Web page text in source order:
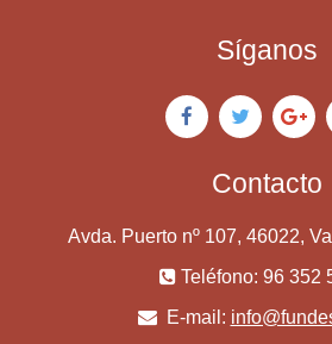
Síganos
Contacto
Avda. Puerto nº 107, 46022,
Teléfono: 96 352
E-mail: